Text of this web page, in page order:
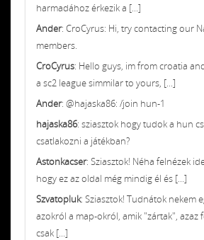
harmadához érkezik a [...]
Ander: CroCyrus: Hi, try contacting our
members.
CroCyrus: Hello guys, im from croatia
a sc2 league simmilar to yours, [...]
Ander: @hajaska86: /join hun-1
hajaska86: sziasztok hogy tudok a hun
csatlakozni a játékban?
Astonkacser: Sziasztok! Néha felnézek
hogy ez az oldal még mindig él és [...]
Szvatopluk: Sziasztok! Tudnátok nekem
azokról a map-okról, amik "zártak", azaz
csak [...]